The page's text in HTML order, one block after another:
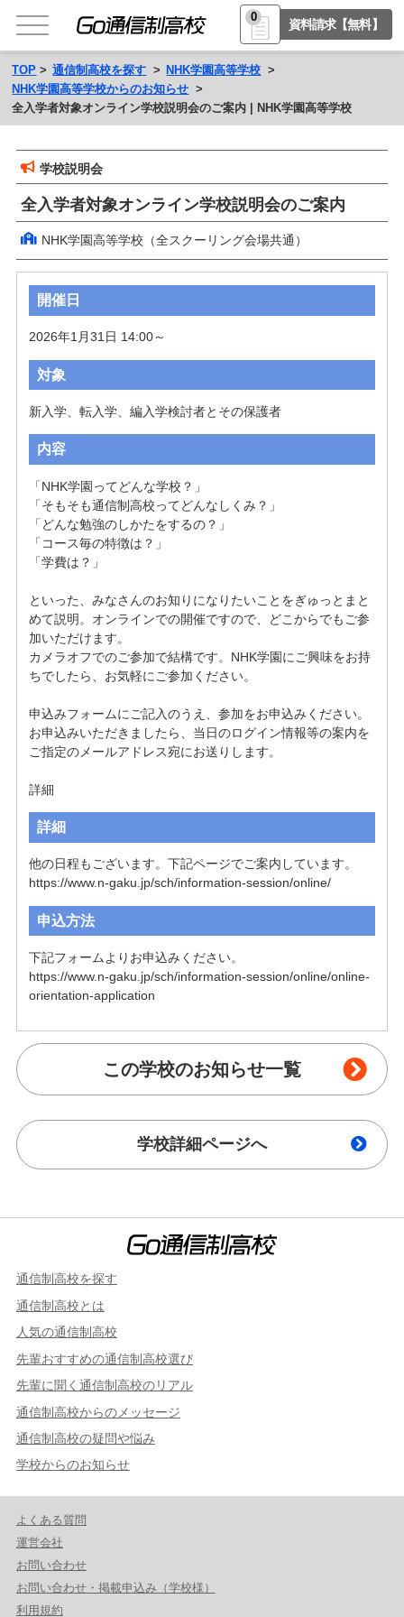
0
資料請求【無料】
TOP 通信制高校を探す
NHK学園高等学校
NHK学園高等学校からのお知らせ
全入学者対象オンライン学校説明会のご案内 | NHK学園高等学校
学校説明会
全入学者対象オンライン学校説明会のご案内
NHK学園高等学校（全スクーリング会場共通）
開催日
2026年1月31日 14:00～
対象
新入学、転入学、編入学検討者とその保護者
内容
「NHK学園ってどんな学校？」
「そもそも通信制高校ってどんなしくみ？」
「どんな勉強のしかたをするの？」
「コース毎の特徴は？」
「学費は？」
といった、みなさんのお知りになりたいことをぎゅっとまと
めて説明。オンラインでの開催ですので、どこからでもご参
加いただけます。
カメラオフでのご参加で結構です。NHK学園にご興味をお持
ちでしたら、お気軽にご参加ください。
申込みフォームにご記入のうえ、参加をお申込みください。
お申込みいただきましたら、当日のログイン情報等の案内を
ご指定のメールアドレス宛にお送りします。
詳細
詳細
他の日程もございます。下記ページでご案内しています。
https://www.n-gaku.jp/sch/information-session/online/
申込方法
下記フォームよりお申込みください。
https://www.n-gaku.jp/sch/information-session/online/online-
orientation-application
この学校のお知らせ一覧
学校詳細ページへ
通信制高校を探す
通信制高校とは
人気の通信制高校
先輩おすすめの通信制高校選び
先輩に聞く通信制高校のリアル
通信制高校からのメッセージ
通信制高校の疑問や悩み
学校からのお知らせ
よくある質問
運営会社
お問い合わせ
お問い合わせ・掲載申込み（学校様）
利用規約